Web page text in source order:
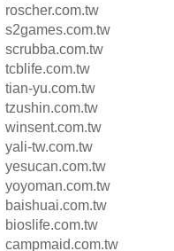
roscher.com.tw
s2games.com.tw
scrubba.com.tw
tcblife.com.tw
tian-yu.com.tw
tzushin.com.tw
winsent.com.tw
yali-tw.com.tw
yesucan.com.tw
yoyoman.com.tw
baishuai.com.tw
bioslife.com.tw
campmaid.com.tw